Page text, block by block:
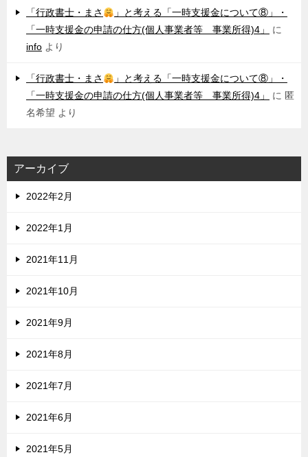
「行政書士・まさ
」と考える「一時支援金について⑧」・
「一時支援金の申請の仕方(個人事業者等 事業所得)4」
に
info より
「行政書士・まさ
」と考える「一時支援金について⑧」・
「一時支援金の申請の仕方(個人事業者等 事業所得)4」
に 匿
名希望 より
アーカイブ
2022年2月
2022年1月
2021年11月
2021年10月
2021年9月
2021年8月
2021年7月
2021年6月
2021年5月